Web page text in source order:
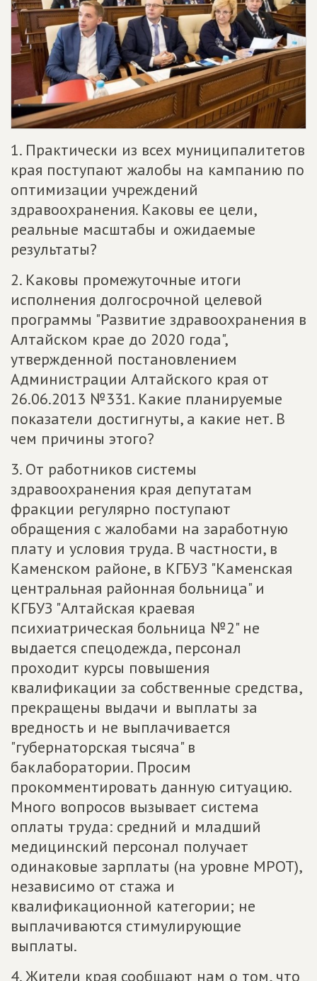
1. Практически из всех муниципалитетов
края поступают жалобы на кампанию по
оптимизации учреждений
здравоохранения. Каковы ее цели,
реальные масштабы и ожидаемые
результаты?
2. Каковы промежуточные итоги
исполнения долгосрочной целевой
программы "Развитие здравоохранения в
Алтайском крае до 2020 года",
утвержденной постановлением
Администрации Алтайского края от
26.06.2013 №331. Какие планируемые
показатели достигнуты, а какие нет. В
чем причины этого?
3. От работников системы
здравоохранения края депутатам
фракции регулярно поступают
обращения с жалобами на заработную
плату и условия труда. В частности, в
Каменском районе, в КГБУЗ "Каменская
центральная районная больница" и
КГБУЗ "Алтайская краевая
психиатрическая больница №2" не
выдается спецодежда, персонал
проходит курсы повышения
квалификации за собственные средства,
прекращены выдачи и выплаты за
вредность и не выплачивается
"губернаторская тысяча" в
баклаборатории. Просим
прокомментировать данную ситуацию.
Много вопросов вызывает система
оплаты труда: средний и младший
медицинский персонал получает
одинаковые зарплаты (на уровне МРОТ),
независимо от стажа и
квалификационной категории; не
выплачиваются стимулирующие
выплаты.
4. Жители края сообщают нам о том, что